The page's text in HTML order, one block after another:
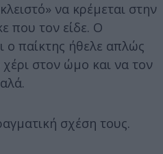
να κρέμεται στην
που τον είδε. Ο
ο παίκτης ήθελε απλώς
στον ώμο και να τον
σχέση τους.